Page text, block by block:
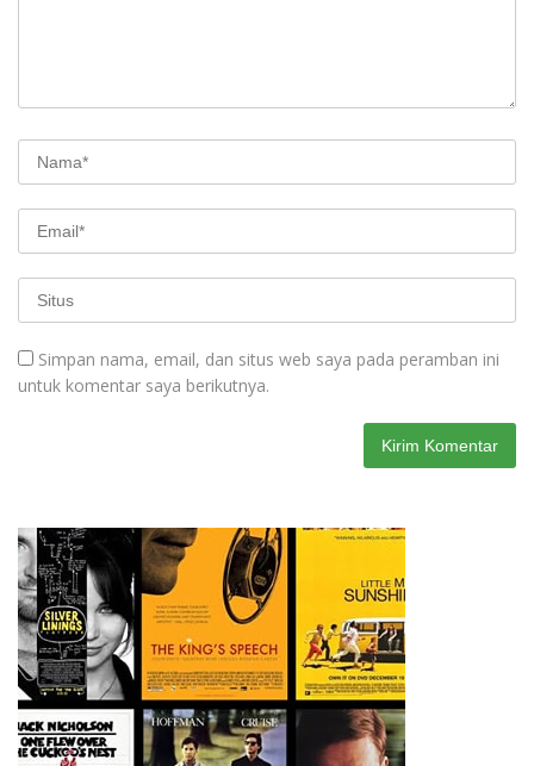
Simpan nama, email, dan situs web saya pada peramban ini
untuk komentar saya berikutnya.